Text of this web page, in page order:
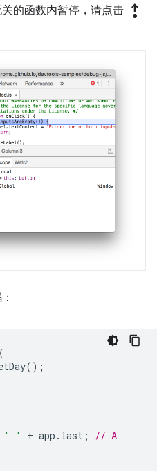
的函数内暂停，请点击 step_out
();
' ' + app . last ;
// A